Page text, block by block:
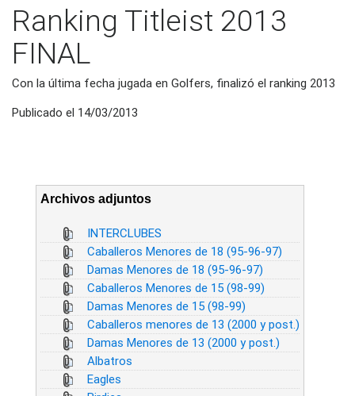
Ranking Titleist 2013
FINAL
Con la última fecha jugada en Golfers, finalizó el ranking 2013
Publicado el 14/03/2013
Archivos adjuntos
INTERCLUBES
Caballeros Menores de 18 (95-96-97)
Damas Menores de 18 (95-96-97)
Caballeros Menores de 15 (98-99)
Damas Menores de 15 (98-99)
Caballeros menores de 13 (2000 y post.)
Damas Menores de 13 (2000 y post.)
Albatros
Eagles